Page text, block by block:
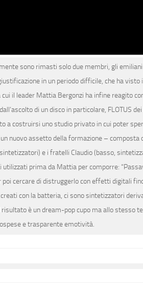
sono rimasti solo due membri, gli
in un periodo difficile, che ha
il leader Mattia Bergonzi ha infine reagito
di un disco in particolare, FLOTUS
a costruirsi uno studio privato in cui poter
nuovo assetto della formazione –
e i fratelli Claudio (basso,
prima da Mattia per comporre:
cercare di distruggerlo con effetti digitali
con la batteria, ci sono sintetizzatori
è un dream-pop cupo ma allo stesso
e trasparente emotività.